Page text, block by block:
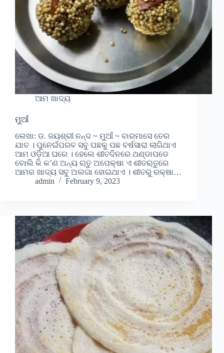
ଆମ ଖାଦ୍ୟ
ମୁଆଁ
ଲେଖା: ଡ. ଜୟଶ୍ରୀ ନନ୍ଦ ~ ମୁଆଁ ~ ବାରମାସେ ତେର
ଯାତ । ପୁନେଇଁପରବ ସବୁ ପଛକୁ ପଛ ବର୍ଷସାରା ଲାଗିଥାଏ
ଆମ ଓଡ଼ିଆ ଘରେ । ହେଲେ ଶୀତଦିନରେ ଥଣ୍ଡାପଡେ
ବୋଲି କି କ’ଣ ଅନ୍ୟ ୠତୁ ଅପେକ୍ଷା ଏ ଶୀତୠତୁରେ
ଆମର ଖାଦ୍ୟ ସବୁ ଅଲଗା ହୋଇଥାଏ । ଶୀତରୁ ରକ୍ଷା…
admin
February 9, 2023